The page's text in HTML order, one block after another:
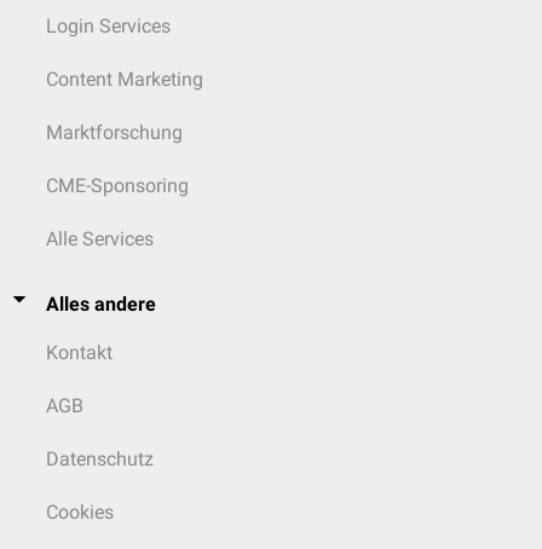
Login Services
Content Marketing
Marktforschung
CME-Sponsoring
Alle Services
Alles andere
Kontakt
AGB
Datenschutz
Cookies